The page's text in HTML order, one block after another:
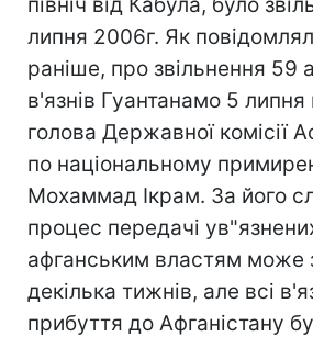
липня 2006г. Як
раніше, про звільнення 59
в'язнів Гуантанамо 5
голова Державної комісії
по національному
Мохаммад Ікрам. За його
процес передачі
афганським властям може
декілька тижнів, але всі
прибуття до Афганістану